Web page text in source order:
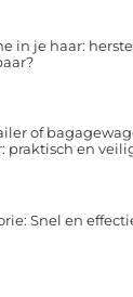
in je haar:
of
praktisch en
Snel en